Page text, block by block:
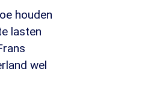
houden
lasten
wel